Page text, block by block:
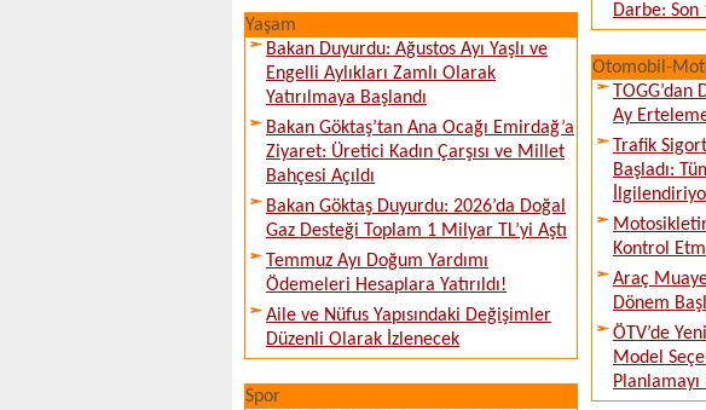
Yaşam
Bakan Duyurdu: Ağustos Ayı Yaşlı ve
Engelli Aylıkları Zamlı Olarak
Yatırılmaya Başlandı
Bakan Göktaş’tan Ana Ocağı Emirdağ’a
Ziyaret: Üretici Kadın Çarşısı ve Millet
Bahçesi Açıldı
Bakan Göktaş Duyurdu: 2026’da Doğal
Gaz Desteği Toplam 1 Milyar TL’yi Aştı
Temmuz Ayı Doğum Yardımı
Ödemeleri Hesaplara Yatırıldı!
Aile ve Nüfus Yapısındaki Değişimler
Düzenli Olarak İzlenecek
Spor
Darbe: Son
Otomobil-
TOGG’dan
Ay
Trafik
Başladı:
Kontrol
Araç
Dönem
ÖTV’de
Model